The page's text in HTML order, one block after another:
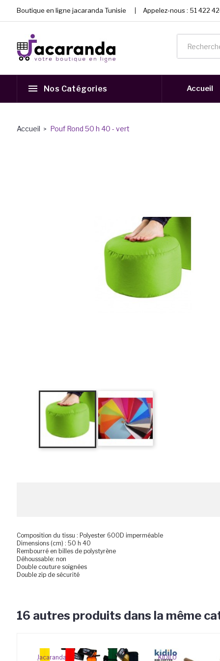
Boutique en ligne jacaranda Tunisie Appelez-nous : 51 422
Nos Catégories Accueil
Accueil Pouf Rond 50 h 40 - vert
Composition du tissu : Polyester 600D imperméable
Dimensions (cm) : 50 h 40
Rembourré en billes de polystyrène
Déhoussable: non
Double couture soignées
Double zip de sécurité
16 autres produits dans la même
Jacaranda KIDILO